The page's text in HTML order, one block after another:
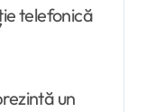
telefonică
un